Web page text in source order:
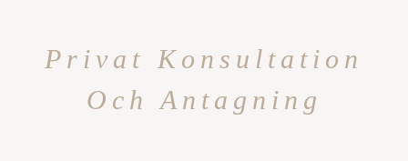
Privat Konsultation
Och Antagning